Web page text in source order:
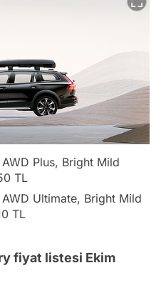
Plus, Bright Mild
TL
Ultimate, Bright Mild
TL
fiyat listesi Ekim